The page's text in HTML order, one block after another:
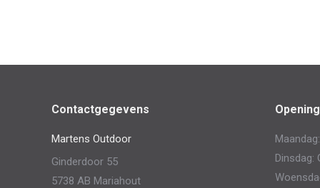
Contactgegevens
Martens Outdoor
Ginderdoor 55
5738 AB Mariahout
Dinsdag: